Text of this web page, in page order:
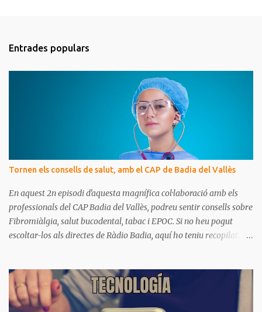
e
n
Entrades populars
Tornen els consells de salut, amb el CAP de Badia del Vallès
En aquest 2n episodi d'aquesta magnífica col·laboració amb els
professionals del CAP Badia del Vallès, podreu sentir consells sobre
Fibromiàlgia, salut bucodental, tabac i EPOC. Si no heu pogut
escoltar-los als directes de Ràdio Badia, aquí ho teniu recopilat.